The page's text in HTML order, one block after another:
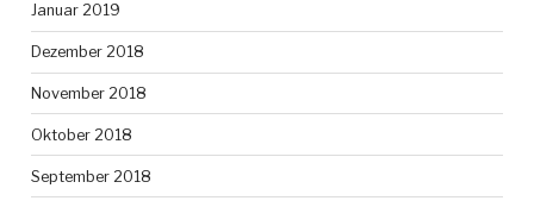
Januar 2019
Dezember 2018
November 2018
Oktober 2018
September 2018